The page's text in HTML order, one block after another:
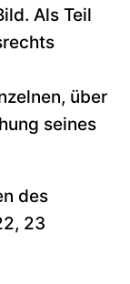
Als Teil
über
seines
des
23